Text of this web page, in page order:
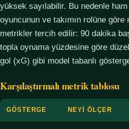
yüksek sayılabilir. Bu nedenle
oyuncunun ve takımın rolüne
metrikler tercih edilir: 90 dakika
topla oynama yüzdesine göre
gol (xG) gibi model tabanlı
Karşılaştırmalı metrik tablosu
GÖSTERGE NEYI ÖLÇER